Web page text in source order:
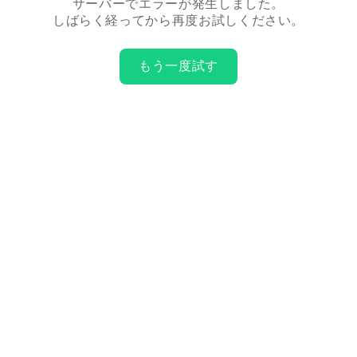
サーバーでエラーが発生しました。
しばらく経ってから再度お試しください。
もう一度試す